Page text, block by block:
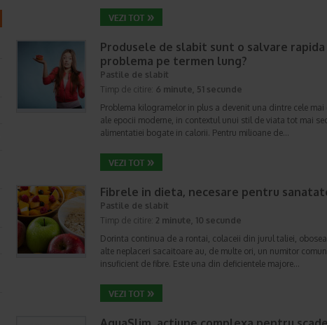
Produsele de slabit sunt o salvare rapida
problema pe termen lung?
Pastile de slabit
Timp de citire: 6 minute, 51 secunde
Problema kilogramelor in plus a devenit una dintre cele
ale epocii moderne, in contextul unui stil de viata tot mai
alimentatiei bogate in calorii. Pentru milioane de…
Fibrele in dieta, necesare pentru
Pastile de slabit
Timp de citire: 2 minute, 10 secunde
Dorinta continua de a rontai, colaceii din jurul taliei,
alte neplaceri sacaitoare au, de multe ori, un numitor
insuficient de fibre. Este una din deficientele majore…